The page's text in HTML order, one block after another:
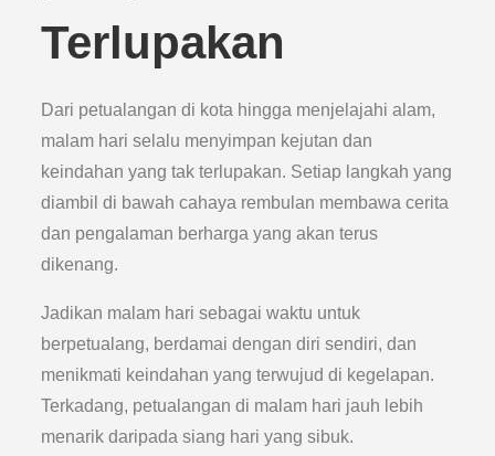
Terlupakan
Dari petualangan di kota hingga menjelajahi alam,
malam hari selalu menyimpan kejutan dan
keindahan yang tak terlupakan. Setiap langkah yang
diambil di bawah cahaya rembulan membawa cerita
dan pengalaman berharga yang akan terus
dikenang.
Jadikan malam hari sebagai waktu untuk
berpetualang, berdamai dengan diri sendiri, dan
menikmati keindahan yang terwujud di kegelapan.
Terkadang, petualangan di malam hari jauh lebih
menarik daripada siang hari yang sibuk.